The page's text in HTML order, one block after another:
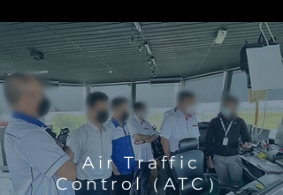
Air Traffic
Control（ATC）